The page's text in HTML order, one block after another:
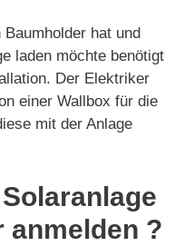
hat und
laden möchte benötigt
Der Elektriker
einer Wallbox für die
mit der Anlage
anmelden ?